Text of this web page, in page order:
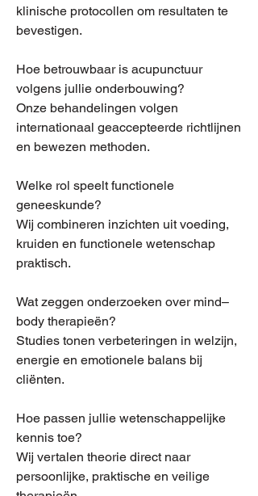
klinische protocollen om resultaten te
bevestigen.
Hoe betrouwbaar is acupunctuur
volgens jullie onderbouwing?
Onze behandelingen volgen
internationaal geaccepteerde richtlijnen
en bewezen methoden.
Welke rol speelt functionele
geneeskunde?
Wij combineren inzichten uit voeding,
kruiden en functionele wetenschap
praktisch.
Wat zeggen onderzoeken over mind–
body therapieën?
Studies tonen verbeteringen in welzijn,
energie en emotionele balans bij
cliënten.
Hoe passen jullie wetenschappelijke
kennis toe?
Wij vertalen theorie direct naar
persoonlijke, praktische en veilige